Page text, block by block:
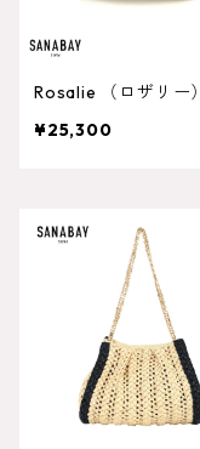
Rosalie （ロザリー）
¥25,300